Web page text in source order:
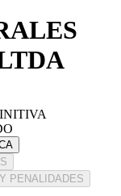
PENALIDADES